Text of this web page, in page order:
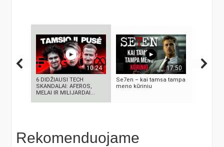
10:24
6 DIDŽIAUSI TECH
SKANDALAI: AFEROS,
MELAI IR MILIJARDAI...
17:50
Se7en – kai tamsa tampa
meno kūriniu
Rekomenduojame